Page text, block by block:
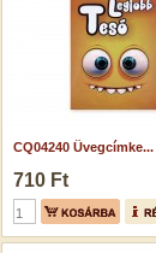
CQ04240 Üvegcímke...
710 Ft